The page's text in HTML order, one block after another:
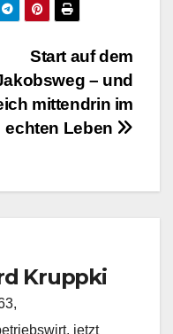
Start auf dem
– und
mittendrin im
echten Leben
Kruppki
jetzt